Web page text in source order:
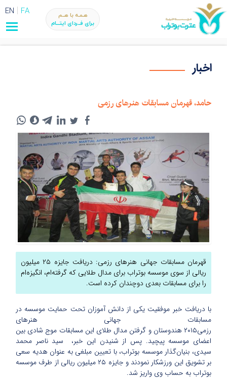
FA
EN
هـمـه با هــم
برای فــردای ایتـــام
اخبار
حامد، قهرمان مسابقات هنرهای رزمی
قهرمان مسابقات جهانی هنرهای رزمی: دریافت جایزه ۲۵ میلیون
ریالی از سوی موسسه بوتراب برای مدال طلایی که گرفته‌ام، انگیزه‌ام
را برای مسابقات بعدی دوچندان کرده است.
با دریافت خبر موفقیت یکی از دانش آموزان تحت حمایت موسسه در
مسابقات جهانی هنرهای
رزمی۲۰۱۵ هندوستان و گرفتن مدال طلای این مسابقات موج شادی بین
اعضای موسسه پیچید. پس از شنیدن این خبر، سید ناصر محمد
سیدی، بنیان‌گذار موسسه بوتراب، با تعیین مبلغی به عنوان هدیه سعی
بر تشویق این ورزشکار نمودند و جایزه ۲۵ میلیون ریالی از طرف موسسه
بوتراب به حساب وی واریز شد.